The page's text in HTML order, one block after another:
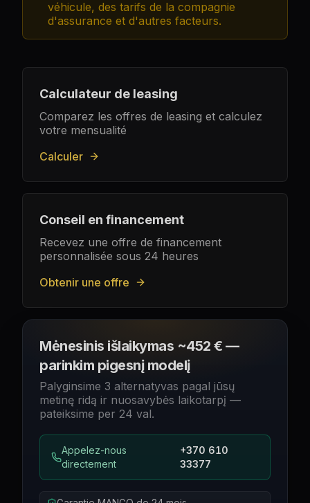
véhicule, des tarifs de la compagnie
d'assurance et d'autres facteurs.
Calculateur de leasing
Comparez les offres de leasing et calculez
votre mensualité
Calculer
Conseil en financement
Recevez une offre de financement
personnalisée sous 24 heures
Obtenir une offre
Mėnesinis išlaikymas ~452 € —
parinkim pigesnį modelį
Palyginsime 3 alternatyvas pagal jūsų
metinę ridą ir nuosavybės laikotarpį —
pateiksime per 24 val.
Appelez-nous
directement
+370 610
33377